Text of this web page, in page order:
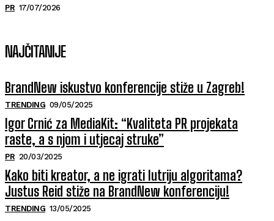
PR 17/07/2026
NAJČITANIJE
BrandNew iskustvo konferencije stiže u Zagreb!
TRENDING 09/05/2025
Igor Crnić za MediaKit: “Kvaliteta PR projekata
raste, a s njom i utjecaj struke”
PR 20/03/2025
Kako biti kreator, a ne igrati lutriju algoritama?
Justus Reid stiže na BrandNew konferenciju!
TRENDING 13/05/2025